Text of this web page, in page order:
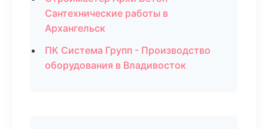
Сантехнические работы в
Архангельск
ПК Система Групп - Производство
оборудования в Владивосток